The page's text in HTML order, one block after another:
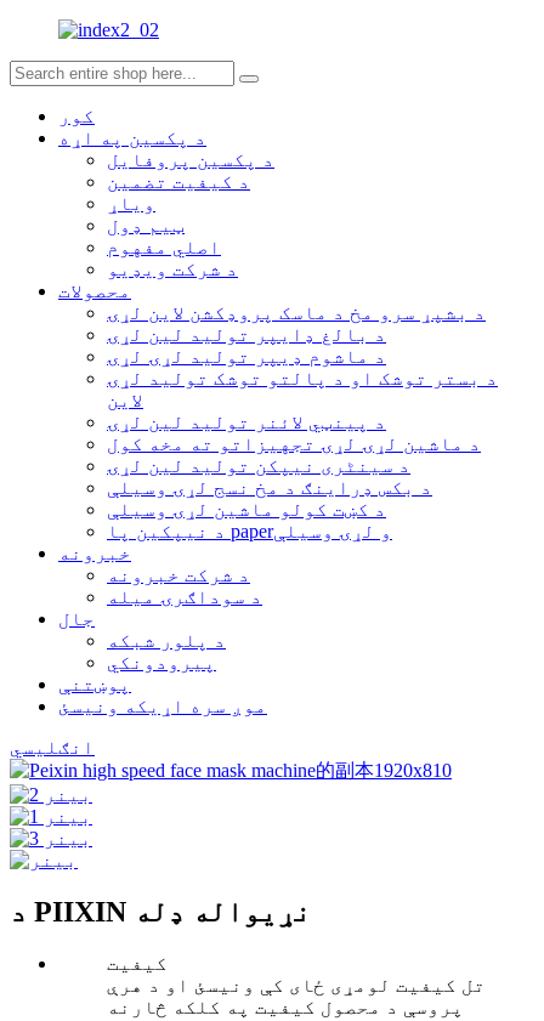
کور
د پکسین په اړه
د پکسین پروفایل
د کیفیت تضمین
ویاړ
ټیم ډول
اصلي مفهوم
د شرکت ویډیو
محصولات
د بشپړ سرو مخ د ماسک پروډکشن لاین لړۍ
د بالغ ډایپر تولید لین لړۍ
د ماشوم ډیپر تولید لړۍ لړۍ
د بستر توشک او د پالتو توشک تولید لړۍ
لاین
د پینټي لائنر تولید لین لړۍ
د ماشین لړۍ لړۍ تجهیزاتو ته مخه کول
د سینٹری نیپکن تولید لین لړۍ
د بکس ډراینګ د مخ نسج لړۍ وسیلې
د کښت کولو ماشین لړۍ وسیلې
د نیپکین پا paperو لړۍ وسیلې
خبرونه
د شرکت خبرونه
د سوداګرۍ میله
جال
د پلور شبکه
پیرودونکي
پوښتنې
موږ سره اړیکه ونیسئ
انګلیسي
د PIIXIN نړیواله ډله
کیفیت
تل کیفیت لومړی ځای کې ونیسئ او د هرې
پروسې د محصول کیفیت په کلکه څارنه